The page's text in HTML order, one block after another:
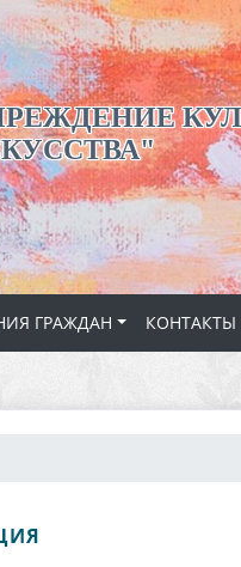
ГРАЖДАН КОНТАКТЫ